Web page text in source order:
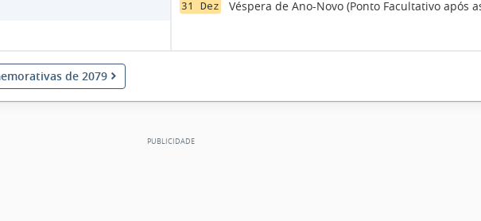
31 Dez Véspera de Ano-Novo (Ponto Facultativo após
de 2079